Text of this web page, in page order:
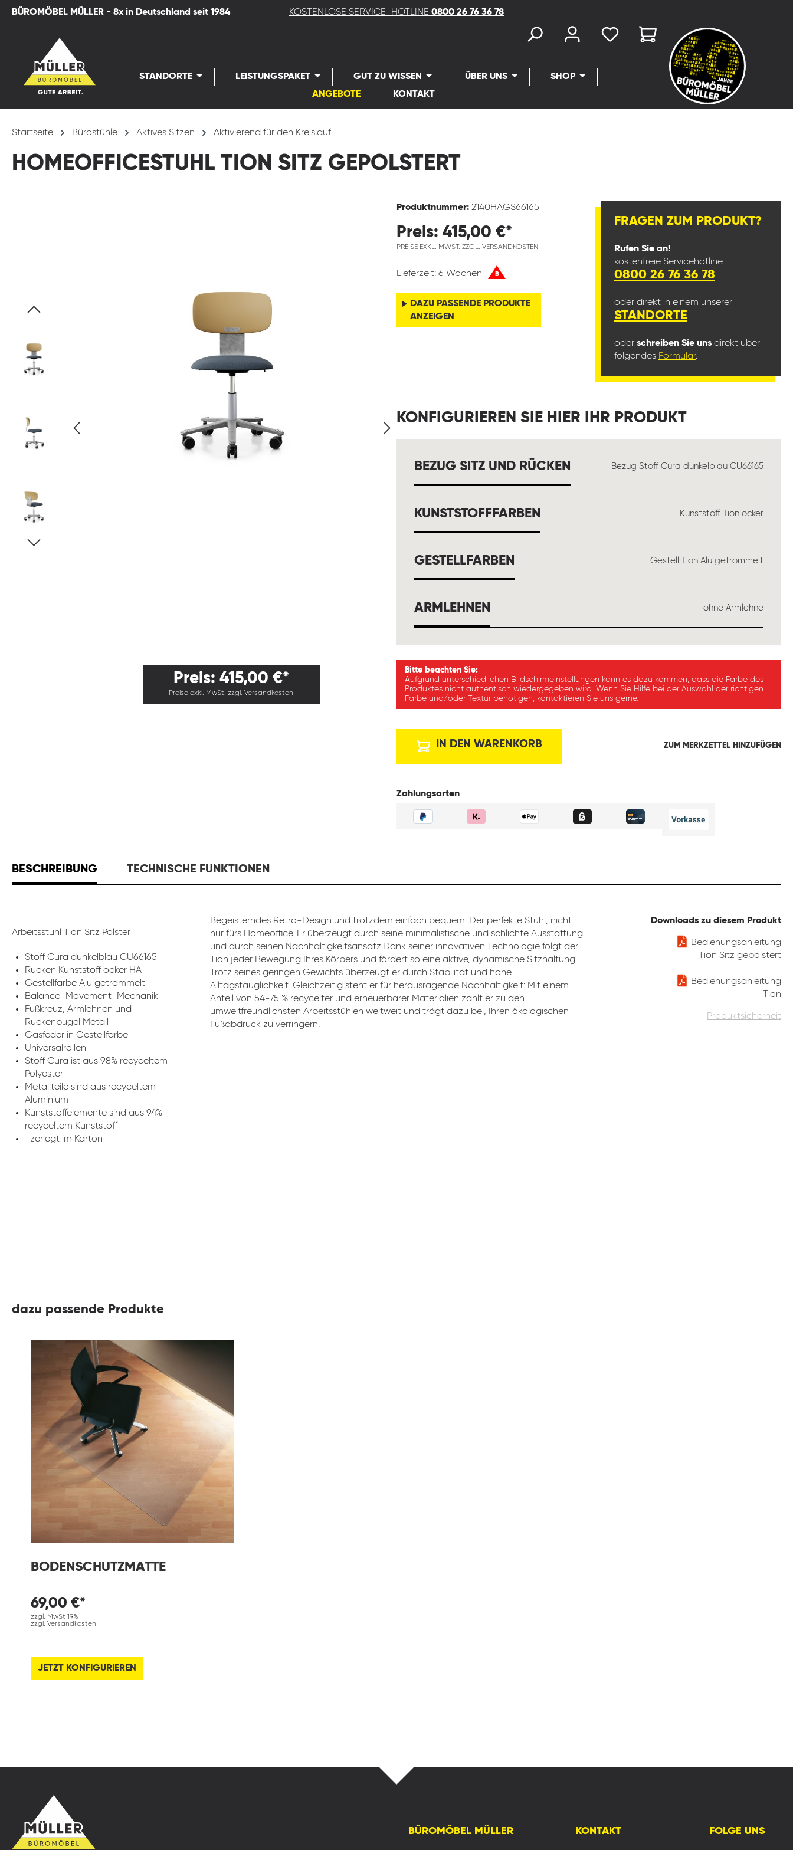
Zur Hauptnavigation springen
BÜROMÖBEL MÜLLER - 8x in Deutschland seit 1984 KOSTENLOSE SERVICE-HOTLINE 0800 26 76 36 78
STANDORTE LEISTUNGSPAKET GUT ZU WISSEN ÜBER UNS
SHOP
ANGEBOTE
KONTAKT
Startseite Bürostühle Aktives Sitzen Aktivierend für den Kreislauf
HOMEOFFICESTUHL TION SITZ GEPOLSTERT
Preis: 415,00 €*
Preise exkl. MwSt. zzgl. Versandkosten
Produktnummer: 2140HAGS66165
Preis: 415,00 €*
PREISE EXKL. MWST. ZZGL. VERSANDKOSTEN
Lieferzeit: 6 Wochen B
DAZU PASSENDE PRODUKTE
ANZEIGEN
FRAGEN ZUM PRODUKT?
Rufen Sie an!
kostenfreie Servicehotline
0800 26 76 36 78
oder direkt in einem unserer
STANDORTE
oder schreiben Sie uns direkt über
folgendes Formular.
KONFIGURIEREN SIE HIER IHR PRODUKT
BEZUG SITZ UND RÜCKEN AUSWÄHLEN
Bezug Stoff Cura dunkelblau CU66165
KUNSTSTOFFFARBEN Kunststoff Tion ocker
GESTELLFARBEN Gestell Tion Alu getrommelt
ARMLEHNEN ohne Armlehne
Bitte beachten Sie:
Aufgrund unterschiedlichen Bildschirmeinstellungen kann es dazu kommen, dass die Farbe des
Produktes nicht authentisch wiedergegeben wird. Wenn Sie Hilfe bei der Auswahl der richtigen
Farbe und/oder Textur benötigen, kontaktieren Sie uns gerne.
IN DEN WARENKORB ZUM MERKZETTEL HINZUFÜGEN
Zahlungsarten
BESCHREIBUNG TECHNISCHE FUNKTIONEN
Arbeitsstuhl Tion Sitz Polster
Stoff Cura dunkelblau CU66165
Rücken Kunststoff ocker HA
Gestellfarbe Alu getrommelt
Balance-Movement-Mechanik
Fußkreuz, Armlehnen und
Rückenbügel Metall
Gasfeder in Gestellfarbe
Universalrollen
Stoff Cura ist aus 98% recyceltem
Polyester
Metallteile sind aus recyceltem
Aluminium
Kunststoffelemente sind aus 94%
recyceltem Kunststoff
-zerlegt im Karton-
Begeisterndes Retro-Design und trotzdem einfach bequem. Der perfekte Stuhl, nicht
nur fürs Homeoffice. Er überzeugt durch seine minimalistische und schlichte Ausstattung
und durch seinen Nachhaltigkeitsansatz.Dank seiner innovativen Technologie folgt der
Tion jeder Bewegung Ihres Körpers und fördert so eine aktive, dynamische Sitzhaltung.
Trotz seines geringen Gewichts überzeugt er durch Stabilität und hohe
Alltagstauglichkeit. Gleichzeitig steht er für herausragende Nachhaltigkeit: Mit einem
Anteil von 54-75 % recycelter und erneuerbarer Materialien zählt er zu den
umweltfreundlichsten Arbeitsstühlen weltweit und trägt dazu bei, Ihren ökologischen
Fußabdruck zu verringern.
Downloads zu diesem Produkt
Bedienungsanleitung
Tion Sitz gepolstert
Bedienungsanleitung
Tion
Produktsicherheit
dazu passende Produkte
BODENSCHUTZMATTE
69,00 €*
zzgl. MwSt 19%
zzgl. Versandkosten
JETZT KONFIGURIEREN
BÜROMÖBEL MÜLLER KONTAKT FOLGE UNS